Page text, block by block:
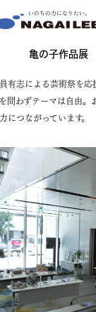
亀の子作品展
有志による芸術祭を応
問わずテーマは自由。
につながっています。